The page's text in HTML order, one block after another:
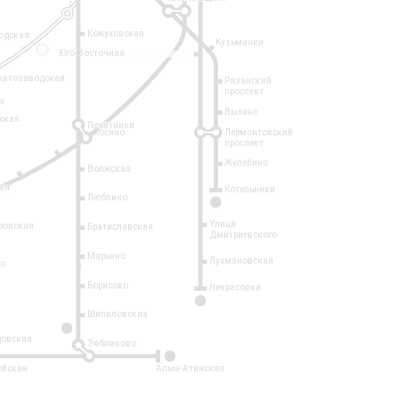
2
14
Кузьминки
Рязанский
проспект
Выхино
Лермонтовский
проспект
Жулебино
Котельники
Кожуховская
Печатники
Волжская
Люблино
Братиславская
Марьино
Борисово
Шипиловская
Зябликово
Алма-Атинская
Улица
Дмитриевского
Лухмановская
Некрасовка
Косино
Юго-Восточная